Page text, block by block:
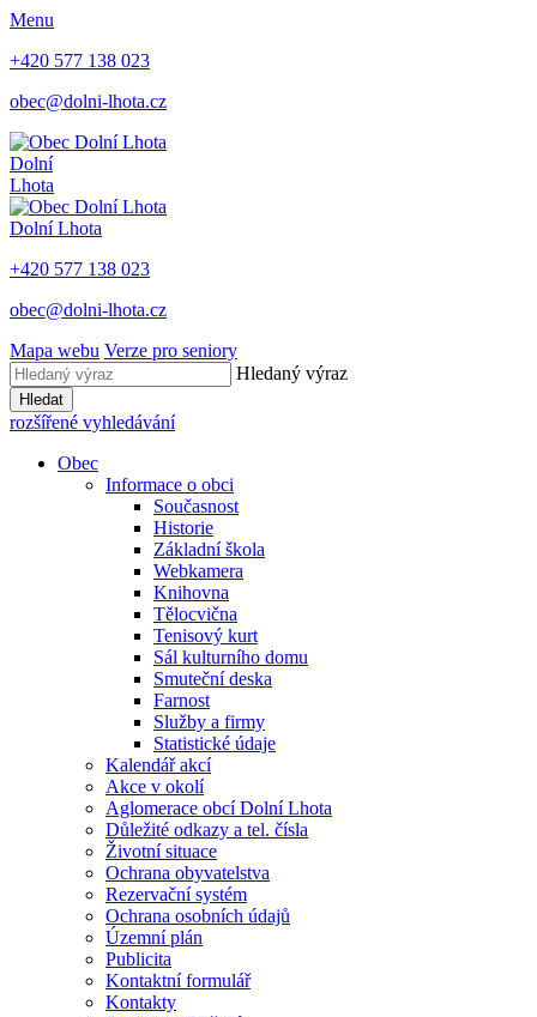
Menu
+420 577 138 023
obec@dolni-lhota.cz
Dolní
Lhota
Dolní Lhota
+420 577 138 023
obec@dolni-lhota.cz
Mapa webu Verze pro seniory
Hledaný výraz
Hledat
rozšířené vyhledávání
Obec
Informace o obci
Současnost
Historie
Základní škola
Webkamera
Knihovna
Tělocvična
Tenisový kurt
Sál kulturního domu
Smuteční deska
Farnost
Služby a firmy
Statistické údaje
Kalendář akcí
Akce v okolí
Aglomerace obcí Dolní Lhota
Důležité odkazy a tel. čísla
Životní situace
Ochrana obyvatelstva
Rezervační systém
Ochrana osobních údajů
Územní plán
Publicita
Kontaktní formulář
Kontakty